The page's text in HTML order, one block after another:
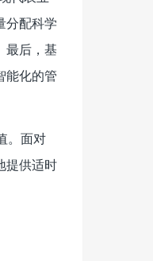
分配科学
最后，基
能化的管
。面对
提供适时